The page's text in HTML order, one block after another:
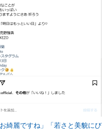
綺麗ですね」「若さと美貌にび